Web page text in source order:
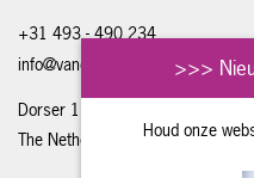
+31 493 - 490 234
info@vandongenengineering.com
Dorser 1, 5711 LE Someren
The Netherlands
>>>
Houd onze